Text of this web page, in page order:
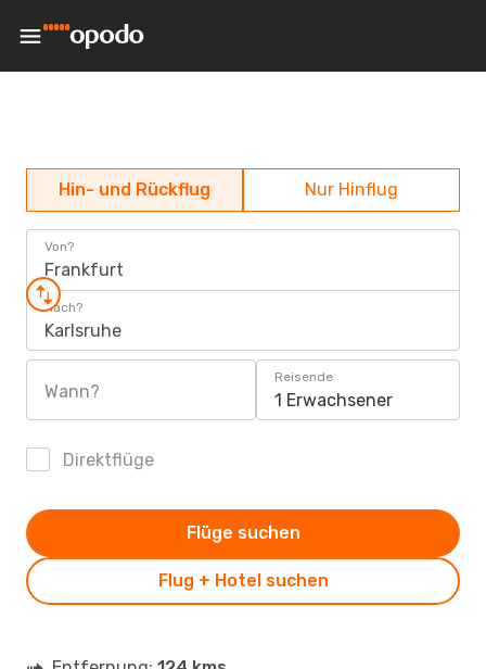
Hin- und Rückflug Nur Hinflug
Von?
Frankfurt
Nach?
Karlsruhe
Wann?
Reisende
1 Erwachsener
Direktflüge
Flug + Hotel suchen
Flüge suchen